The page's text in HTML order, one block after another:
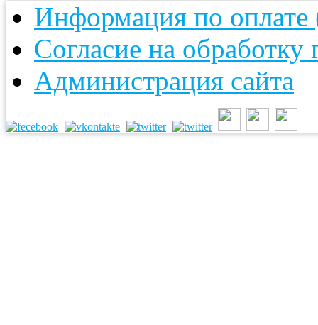
Информация по оплате
Согласие на
Администрация сайта